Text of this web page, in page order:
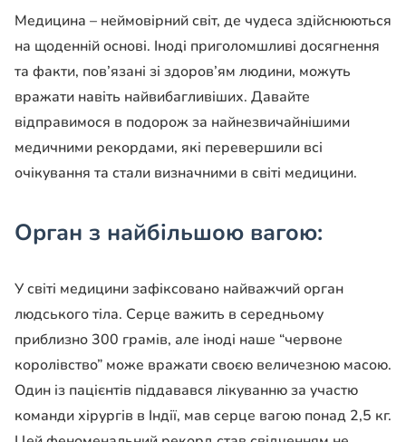
Медицина – неймовірний світ, де чудеса здійснюються
на щоденній основі. Іноді приголомшливі досягнення
та факти, пов’язані зі здоров’ям людини, можуть
вражати навіть найвибагливіших. Давайте
відправимося в подорож за найнезвичайнішими
медичними рекордами, які перевершили всі
очікування та стали визначними в світі медицини.
Орган з найбільшою вагою:
У світі медицини зафіксовано найважчий орган
людського тіла. Серце важить в середньому
приблизно 300 грамів, але іноді наше “червоне
королівство” може вражати своєю величезною масою.
Один із пацієнтів піддавався лікуванню за участю
команди хірургів в Індії, мав серце вагою понад 2,5 кг.